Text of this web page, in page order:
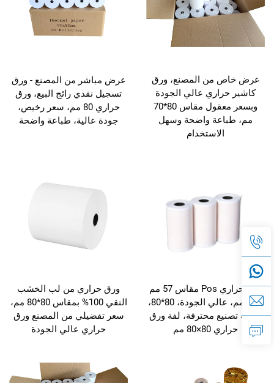
عرض خاص من المصنع، ورق
كاشير حراري عالي الجودة
وبسعر معقول مقاس 80*70
مم، طباعة واضحة وسهل
الاستخدام
عرض مباشر من المصنع - ورق
تسجيل نقدي رائج البيع، ورق
حراري 80 مم، سعر رخيص،
جودة عالية، طباعة واضحة
ورق حراري Pos مقاس 57 مم
× 40 مم، عالي الجودة، 80*80،
شركة تصنيع محترفة، لفة ورق
حراري 80×80 مم
ورق حراري من لب الخشب
النقي 100% بمقاس 80*80 مم،
سعر تفضيلي من المصنع ورق
حراري عالي الجودة